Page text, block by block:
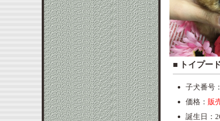
■ トイ
子犬番号
価格： 販
誕生日：